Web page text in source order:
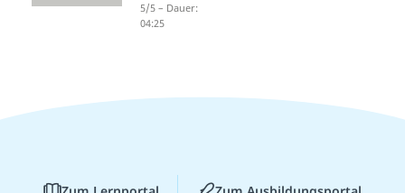
5/5 – Dauer:
04:25